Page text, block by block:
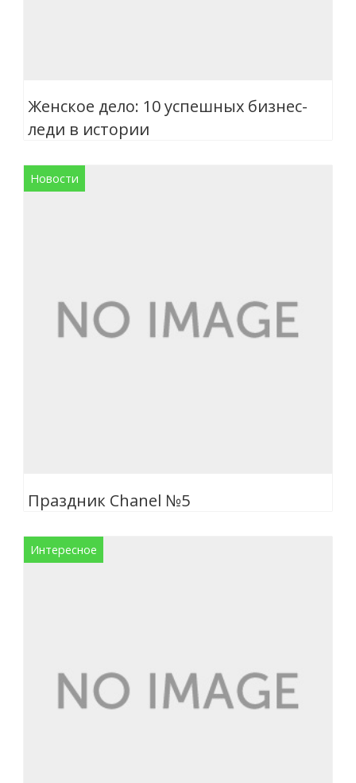
Женское дело: 10 успешных бизнес-
леди в истории
Новости
Праздник Chanel №5
Интересное